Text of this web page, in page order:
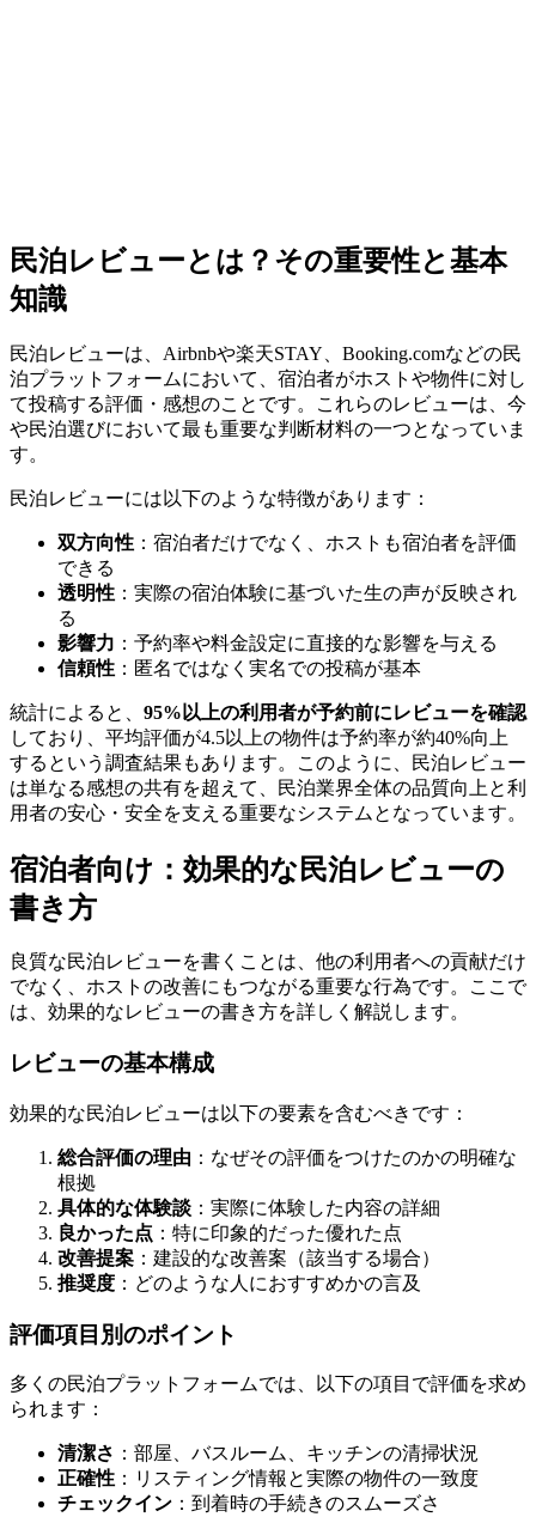
民泊レビューとは？その重要性と基本
知識
民泊レビューは、Airbnbや楽天STAY、Booking.comなどの民
泊プラットフォームにおいて、宿泊者がホストや物件に対し
て投稿する評価・感想のことです。これらのレビューは、今
や民泊選びにおいて最も重要な判断材料の一つとなっていま
す。
民泊レビューには以下のような特徴があります：
双方向性 ：宿泊者だけでなく、ホストも宿泊者を評価
できる
透明性 ：実際の宿泊体験に基づいた生の声が反映され
る
影響力 ：予約率や料金設定に直接的な影響を与える
信頼性 ：匿名ではなく実名での投稿が基本
統計によると、 95%以上の利用者が予約前にレビューを確認
しており、平均評価が4.5以上の物件は予約率が約40%向上
するという調査結果もあります。このように、民泊レビュー
は単なる感想の共有を超えて、民泊業界全体の品質向上と利
用者の安心・安全を支える重要なシステムとなっています。
宿泊者向け：効果的な民泊レビューの
書き方
良質な民泊レビューを書くことは、他の利用者への貢献だけ
でなく、ホストの改善にもつながる重要な行為です。ここで
は、効果的なレビューの書き方を詳しく解説します。
レビューの基本構成
効果的な民泊レビューは以下の要素を含むべきです：
総合評価の理由 ：なぜその評価をつけたのかの明確な
根拠
具体的な体験談 ：実際に体験した内容の詳細
良かった点 ：特に印象的だった優れた点
改善提案 ：建設的な改善案（該当する場合）
推奨度 ：どのような人におすすめかの言及
評価項目別のポイント
多くの民泊プラットフォームでは、以下の項目で評価を求め
られます：
清潔さ ：部屋、バスルーム、キッチンの清掃状況
正確性 ：リスティング情報と実際の物件の一致度
チェックイン ：到着時の手続きのスムーズさ